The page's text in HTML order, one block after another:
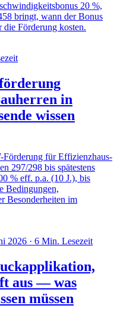
20 %,
bringt, wann der Bonus
die Förderung kosten.
in
wissen
für Effizienzhaus-
297/298 bis spätestens
% eff. p.a. (10 J.), bis
Bedingungen,
Besonderheiten im
2026 · 6 Min. Lesezeit
aus — was
müssen